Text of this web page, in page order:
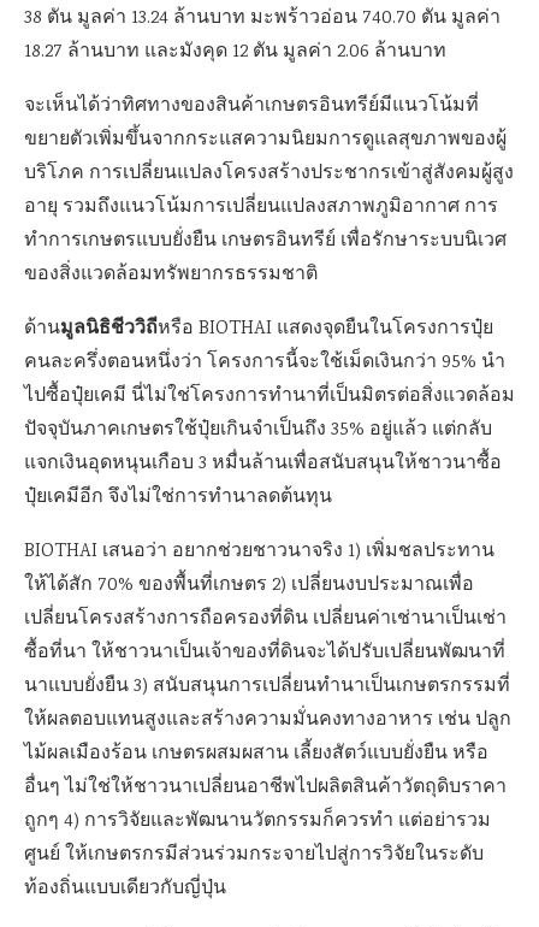
38 ตัน มูลค่า 13.24 ล้านบาท มะพร้าวอ่อน 740.70 ตัน มูลค่า
18.27 ล้านบาท และมังคุด 12 ตัน มูลค่า 2.06 ล้านบาท
จะเห็นได้ว่าทิศทางของสินค้าเกษตรอินทรีย์มีแนวโน้มที่
ขยายตัวเพิ่มขึ้นจากกระแสความนิยมการดูแลสุขภาพของผู้
บริโภค การเปลี่ยนแปลงโครงสร้างประชากรเข้าสู่สังคมผู้สูง
อายุ รวมถึงแนวโน้มการเปลี่ยนแปลงสภาพภูมิอากาศ การ
ทำการเกษตรแบบยั่งยืน เกษตรอินทรีย์ เพื่อรักษาระบบนิเวศ
ของสิ่งแวดล้อมทรัพยากรธรรมชาติ
ด้านมูลนิธิชีววิถีหรือ BIOTHAI แสดงจุดยืนในโครงการปุ๋ย
คนละครึ่งตอนหนึ่งว่า โครงการนี้จะใช้เม็ดเงินกว่า 95% นำ
ไปซื้อปุ๋ยเคมี นี่ไม่ใช่โครงการทำนาที่เป็นมิตรต่อสิ่งแวดล้อม
ปัจจุบันภาคเกษตรใช้ปุ๋ยเกินจำเป็นถึง 35% อยู่แล้ว แต่กลับ
แจกเงินอุดหนุนเกือบ 3 หมื่นล้านเพื่อสนับสนุนให้ชาวนาซื้อ
ปุ๋ยเคมีอีก จึงไม่ใช่การทำนาลดต้นทุน
BIOTHAI เสนอว่า อยากช่วยชาวนาจริง 1) เพิ่มชลประทาน
ให้ได้สัก 70% ของพื้นที่เกษตร 2) เปลี่ยนงบประมาณเพื่อ
เปลี่ยนโครงสร้างการถือครองที่ดิน เปลี่ยนค่าเช่านาเป็นเช่า
ซื้อที่นา ให้ชาวนาเป็นเจ้าของที่ดินจะได้ปรับเปลี่ยนพัฒนาที่
นาแบบยั่งยืน 3) สนับสนุนการเปลี่ยนทำนาเป็นเกษตรกรรมที่
ให้ผลตอบแทนสูงและสร้างความมั่นคงทางอาหาร เช่น ปลูก
ไม้ผลเมืองร้อน เกษตรผสมผสาน เลี้ยงสัตว์แบบยั่งยืน หรือ
อื่นๆ ไม่ใช่ให้ชาวนาเปลี่ยนอาชีพไปผลิตสินค้าวัตถุดิบราคา
ถูกๆ 4) การวิจัยและพัฒนานวัตกรรมก็ควรทำ แต่อย่ารวม
ศูนย์ ให้เกษตรกรมีส่วนร่วมกระจายไปสู่การวิจัยในระดับ
ท้องถิ่นแบบเดียวกับญี่ปุ่น